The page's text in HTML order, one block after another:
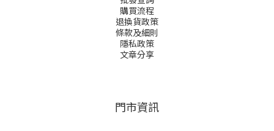
購買流程
退換貨政策
條款及細則
隱私政策
文章分享
門市資訊